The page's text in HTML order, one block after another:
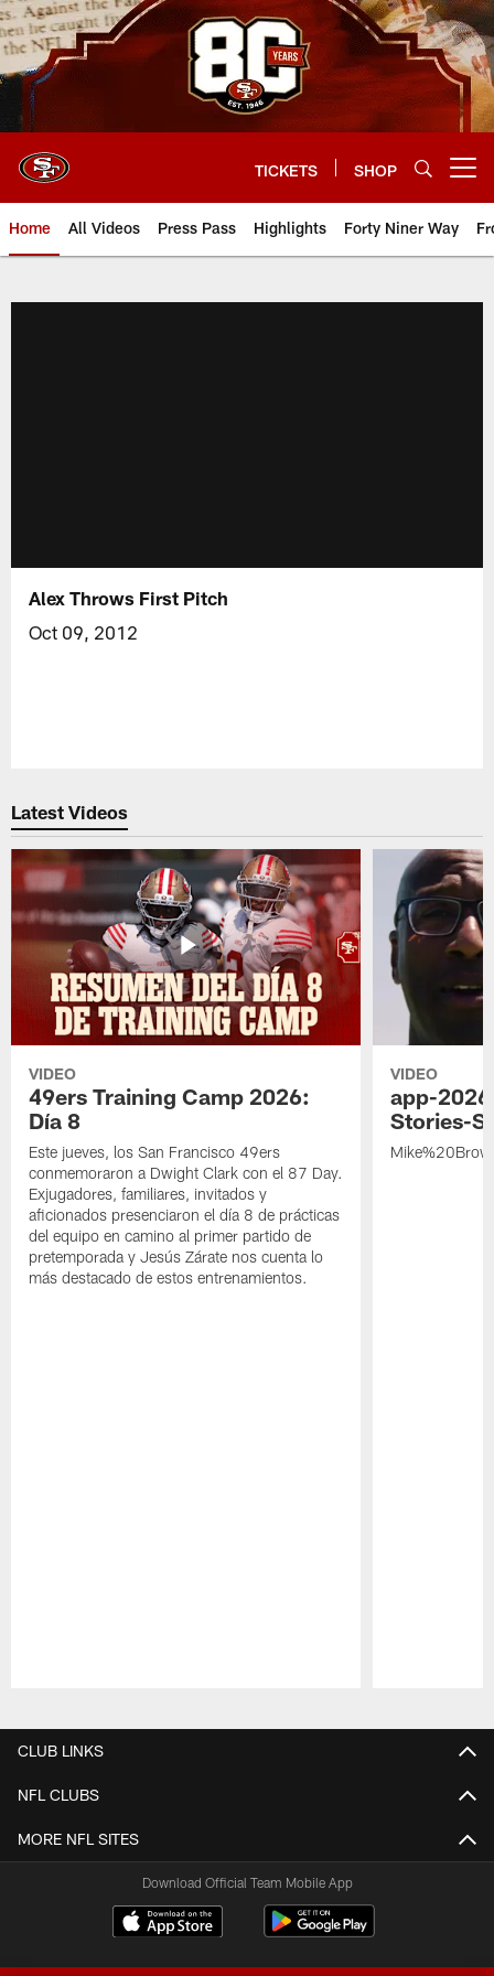
Skip
to
main
content
TICKETS SHOP
Home All Videos Press Pass Highlights Forty Niner Way
Alex Throws First Pitch
Oct 09, 2012
Latest Videos
VIDEO
49ers Training Camp 2026:
Día 8
Este jueves, los San Francisco 49ers
conmemoraron a Dwight Clark con el 87 Day.
Exjugadores, familiares, invitados y
aficionados presenciaron el día 8 de prácticas
del equipo en camino al primer partido de
pretemporada y Jesús Zárate nos cuenta lo
más destacado de estos entrenamientos.
VIDEO
app-
Stories-
CLUB LINKS
NFL CLUBS
MORE NFL SITES
Download Official Team Mobile App